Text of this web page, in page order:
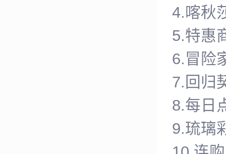
4.喀秋
5.特惠
6.冒险
7.回归
8.每日
9.琉璃